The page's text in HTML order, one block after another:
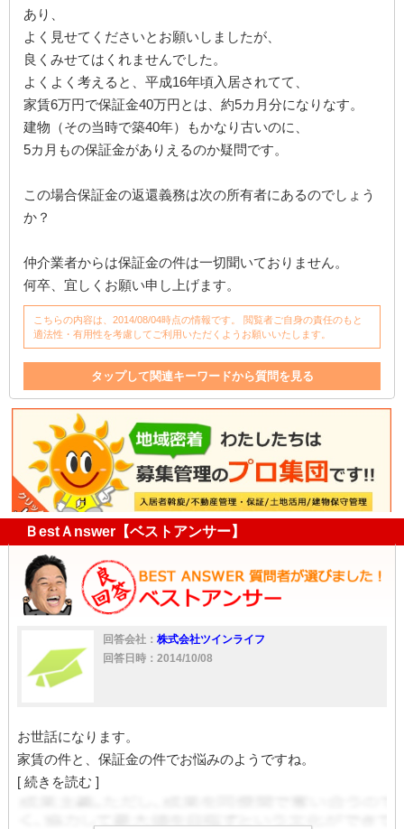
あり、
よく見せてくださいとお願いしましたが、
良くみせてはくれませんでした。
よくよく考えると、平成16年頃入居されてて、
家賃6万円で保証金40万円とは、約5カ月分になりなす。
建物（その当時で築40年）もかなり古いのに、
5カ月もの保証金がありえるのか疑問です。
この場合保証金の返還義務は次の所有者にあるのでしょう
か？
仲介業者からは保証金の件は一切聞いておりません。
何卒、宜しくお願い申し上げます。
こちらの内容は、2014/08/04時点の情報です。 閲覧者ご自身の責任のもと
適法性・有用性を考慮してご利用いただくようお願いいたします。
タップして関連キーワードから質問を見る
リフォーム 建物 滞納 退去 契約書
クレーム
異臭
賃貸契約 賃貸契約書
被害
家 家賃 入居 鍵 対応 保証金
鍵交換
仲介業者 家賃減額 交換
ＢestＡnswer【ベストアンサー】
回答会社： 株式会社ツインライフ
回答日時：2014/10/08
お世話になります。
家賃の件と、保証金の件でお悩みのようですね。
[ 続きを読む ]